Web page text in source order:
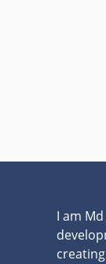
I am